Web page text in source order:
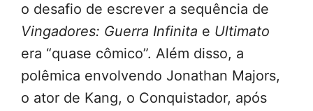
o desafio de escrever a sequência de
Vingadores: Guerra Infinita e Ultimato
era “quase cômico”. Além disso, a
polêmica envolvendo Jonathan Majors,
o ator de Kang, o Conquistador, após